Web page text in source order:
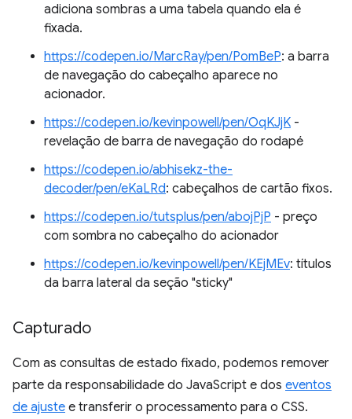
adiciona sombras a uma tabela quando ela é
fixada.
https://codepen.io/MarcRay/pen/PomBeP: a barra
de navegação do cabeçalho aparece no
acionador.
https://codepen.io/kevinpowell/pen/OqKJjK -
revelação de barra de navegação do rodapé
https://codepen.io/abhisekz-the-
decoder/pen/eKaLRd: cabeçalhos de cartão fixos.
https://codepen.io/tutsplus/pen/abojPjP - preço
com sombra no cabeçalho do acionador
https://codepen.io/kevinpowell/pen/KEjMEv: títulos
da barra lateral da seção "sticky"
Capturado
Com as consultas de estado fixado, podemos remover
parte da responsabilidade do JavaScript e dos eventos
de ajuste e transferir o processamento para o CSS.